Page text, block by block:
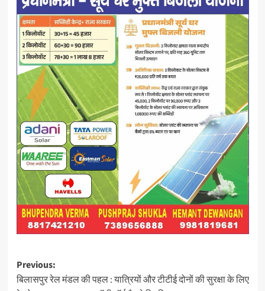
Post
Previous:
बिलासपुर रेल मंडल की पहल : यात्रियों और टीटीई दोनों की सुरक्षा के लिए